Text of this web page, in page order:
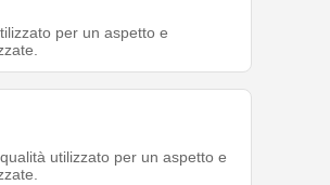
per un aspetto e
utilizzato per un aspetto e